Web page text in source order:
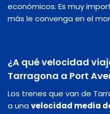
económicos. Es muy
más le convenga en el
¿A qué velocidad
Tarragona a Port
Los trenes que van de
a unavelocidad media